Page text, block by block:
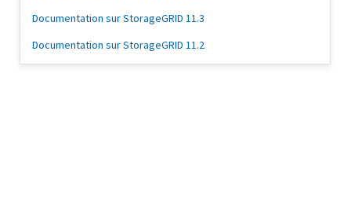
Documentation sur StorageGRID 11.3
Documentation sur StorageGRID 11.2